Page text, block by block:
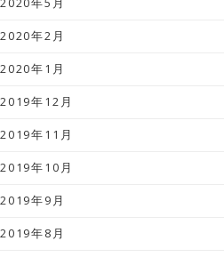
2020年5月
2020年2月
2020年1月
2019年12月
2019年11月
2019年10月
2019年9月
2019年8月